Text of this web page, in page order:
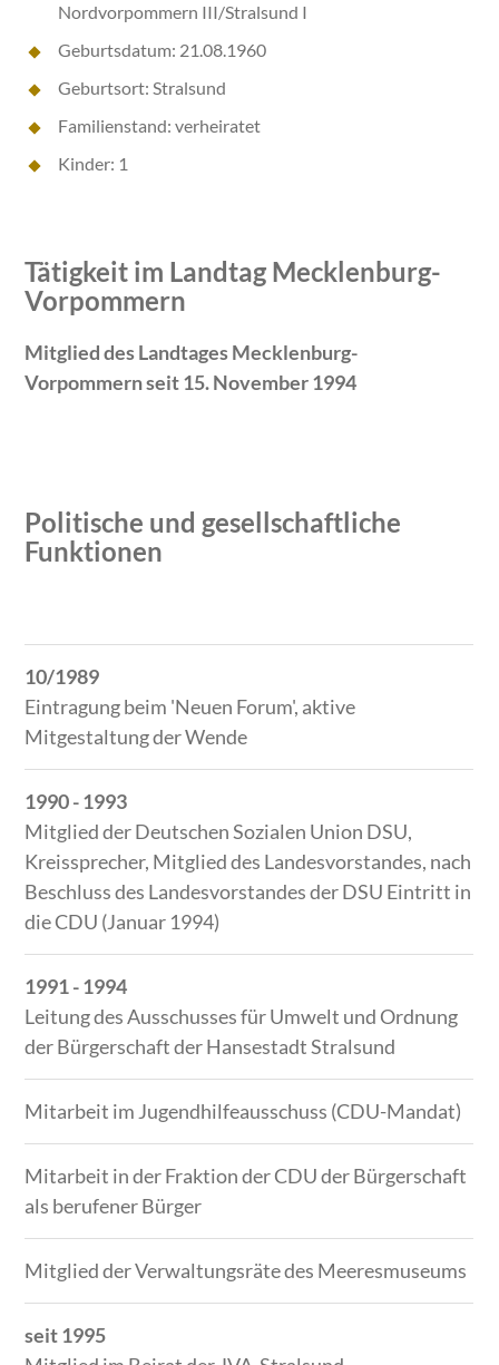
Nordvorpommern III/Stralsund I
Geburtsdatum: 21.08.1960
Geburtsort: Stralsund
Familienstand: verheiratet
Kinder: 1
Tätigkeit im Landtag Mecklenburg-
Vorpommern
Mitglied des Landtages Mecklenburg-
Vorpommern seit 15. November 1994
Politische und gesellschaftliche
Funktionen
Zeitraum
Tätigkeit
10/1989
Eintragung beim 'Neuen Forum', aktive
Mitgestaltung der Wende
1990 - 1993
Mitglied der Deutschen Sozialen Union DSU,
Kreissprecher, Mitglied des Landesvorstandes, nach
Beschluss des Landesvorstandes der DSU Eintritt in
die CDU (Januar 1994)
1991 - 1994
Leitung des Ausschusses für Umwelt und Ordnung
der Bürgerschaft der Hansestadt Stralsund
Mitarbeit im Jugendhilfeausschuss (CDU-Mandat)
Mitarbeit in der Fraktion der CDU der Bürgerschaft
als berufener Bürger
Mitglied der Verwaltungsräte des Meeresmuseums
seit 1995